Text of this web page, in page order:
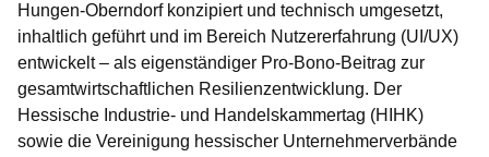
Hungen-Oberndorf konzipiert und technisch umgesetzt,
inhaltlich geführt und im Bereich Nutzererfahrung (UI/UX)
entwickelt – als eigenständiger Pro-Bono-Beitrag zur
gesamtwirtschaftlichen Resilienzentwicklung. Der
Hessische Industrie- und Handelskammertag (HIHK)
sowie die Vereinigung hessischer Unternehmerverbände